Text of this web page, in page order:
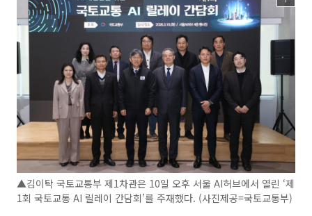
▲김이탁 국토교통부 제1차관은 10일 오후 서울 AI허브에서 열린 ‘제
1회 국토교통 AI 릴레이 간담회’를 주재했다. (사진제공=국토교통부)